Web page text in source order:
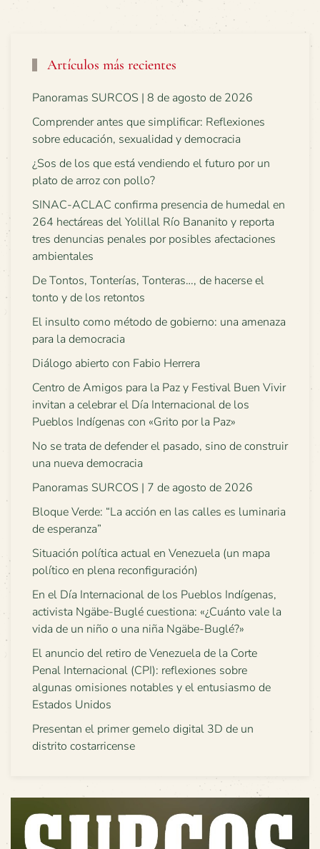
Artículos más recientes
Panoramas SURCOS | 8 de agosto de 2026
Comprender antes que simplificar: Reflexiones
sobre educación, sexualidad y democracia
¿Sos de los que está vendiendo el futuro por un
plato de arroz con pollo?
SINAC-ACLAC confirma presencia de humedal en
264 hectáreas del Yolillal Río Bananito y reporta
tres denuncias penales por posibles afectaciones
ambientales
De Tontos, Tonterías, Tonteras…, de hacerse el
tonto y de los retontos
El insulto como método de gobierno: una amenaza
para la democracia
Diálogo abierto con Fabio Herrera
Centro de Amigos para la Paz y Festival Buen Vivir
invitan a celebrar el Día Internacional de los
Pueblos Indígenas con «Grito por la Paz»
No se trata de defender el pasado, sino de construir
una nueva democracia
Panoramas SURCOS | 7 de agosto de 2026
Bloque Verde: “La acción en las calles es luminaria
de esperanza”
Situación política actual en Venezuela (un mapa
político en plena reconfiguración)
En el Día Internacional de los Pueblos Indígenas,
activista Ngäbe-Buglé cuestiona: «¿Cuánto vale la
vida de un niño o una niña Ngäbe-Buglé?»
El anuncio del retiro de Venezuela de la Corte
Penal Internacional (CPI): reflexiones sobre
algunas omisiones notables y el entusiasmo de
Estados Unidos
Presentan el primer gemelo digital 3D de un
distrito costarricense